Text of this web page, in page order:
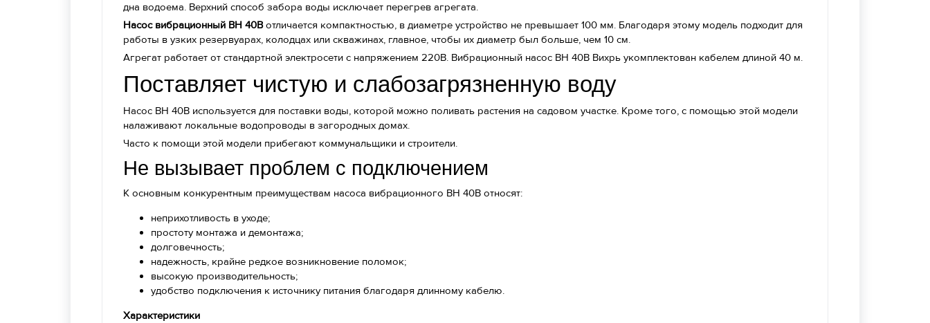
дна водоема. Верхний способ забора воды исключает перегрев агрегата.
Насос вибрационный ВН 40Вотличается компактностью, в диаметре устройство не превышает 100 мм. Благодаря этому модель подходит для
работы в узких резервуарах, колодцах или скважинах, главное, чтобы их диаметр был больше, чем 10 см.
Агрегат работает от стандартной электросети с напряжением 220В. Вибрационный насос ВН 40В Вихрь укомплектован кабелем длиной 40 м.
Поставляет чистую и слабозагрязненную воду
Насос ВН 40В используется для поставки воды, которой можно поливать растения на садовом участке. Кроме того, с помощью этой модели
налаживают локальные водопроводы в загородных домах.
Часто к помощи этой модели прибегают коммунальщики и строители.
Не вызывает проблем с подключением
К основным конкурентным преимуществам насоса вибрационного ВН 40В относят:
неприхотливость в уходе;
простоту монтажа и демонтажа;
долговечность;
надежность, крайне редкое возникновение поломок;
высокую производительность;
удобство подключения к источнику питания благодаря длинному кабелю.
Характеристики